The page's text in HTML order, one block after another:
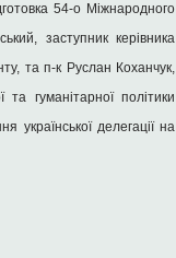
54-о Міжнародного
заступник керівника
та п-к Руслан Коханчук,
гуманітарної політики
української делегації на